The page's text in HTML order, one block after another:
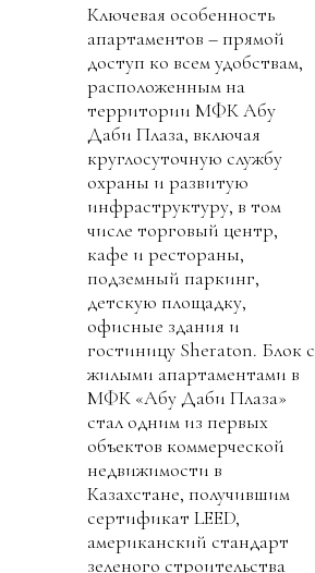
Ключевая особенность
апартаментов – прямой
доступ ко всем удобствам,
расположенным на
территории МФК Абу
Даби Плаза, включая
круглосуточную службу
охраны и развитую
инфраструктуру, в том
числе торговый центр,
кафе и рестораны,
подземный паркинг,
детскую площадку,
офисные здания и
гостиницу Sheraton. Блок с
жилыми апартаментами в
МФК «Абу Даби Плаза»
стал одним из первых
объектов коммерческой
недвижимости в
Казахстане, получившим
сертификат LEED,
американский стандарт
зеленого строительства